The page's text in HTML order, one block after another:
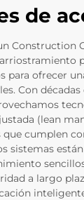
de
Construction
para ofrecer
Con
(lean
cumplen
sistemas
a largo